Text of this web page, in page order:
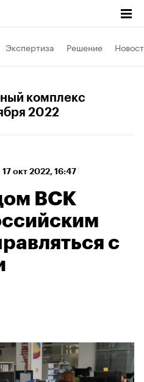
Экспертиза Решение
комплекс
2022
17 окт 2022, 16:47
ВСК
с